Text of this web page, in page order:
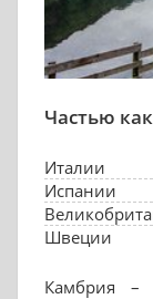
Частью
Италии
Испании
Швеции
Камбрия –